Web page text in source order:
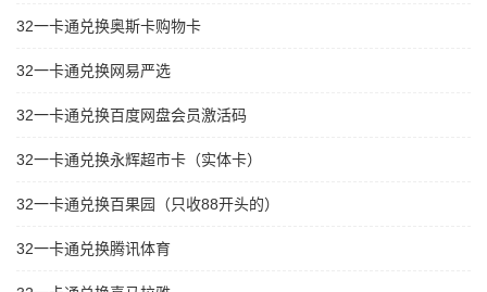
32一卡通兑换奥斯卡购物卡
32一卡通兑换网易严选
32一卡通兑换百度网盘会员激活码
32一卡通兑换永辉超市卡（实体卡）
32一卡通兑换百果园（只收88开头的）
32一卡通兑换腾讯体育